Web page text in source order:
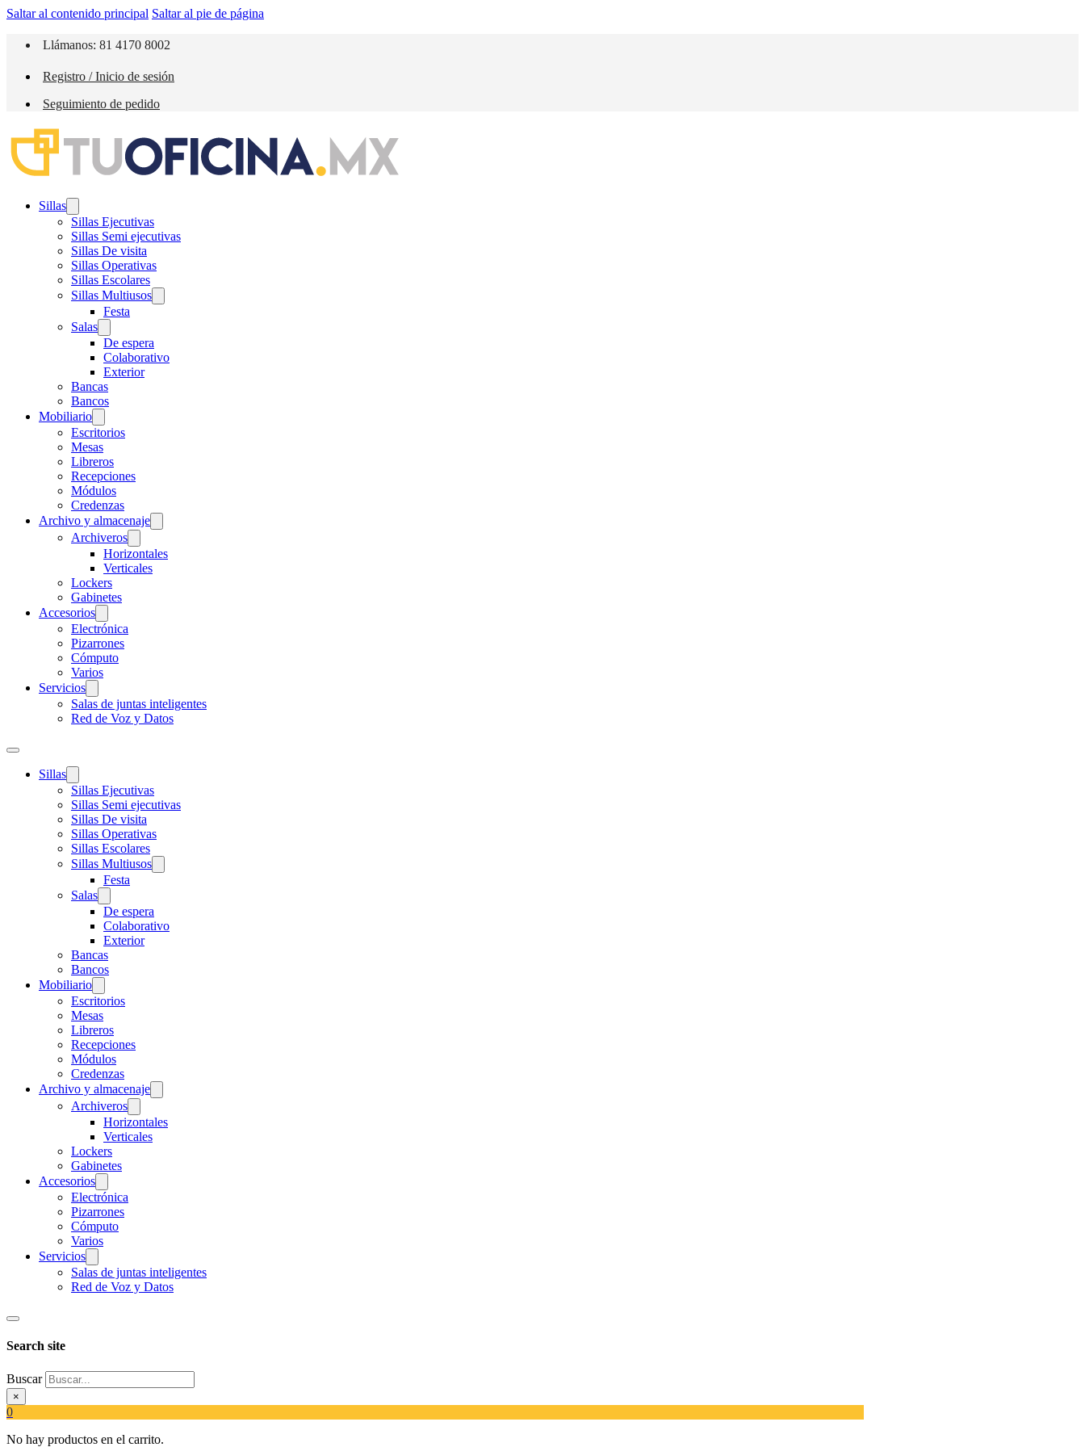
Saltar al contenido principal Saltar al pie de página
Llámanos: 81 4170 8002
Registro / Inicio de sesión
Seguimiento de pedido
Sillas
Sillas Ejecutivas
Sillas Semi ejecutivas
Sillas De visita
Sillas Operativas
Sillas Escolares
Sillas Multiusos
Festa
Salas
De espera
Colaborativo
Exterior
Bancas
Bancos
Mobiliario
Escritorios
Mesas
Libreros
Recepciones
Módulos
Credenzas
Archivo y almacenaje
Archiveros
Horizontales
Verticales
Lockers
Gabinetes
Accesorios
Electrónica
Pizarrones
Cómputo
Varios
Servicios
Salas de juntas inteligentes
Red de Voz y Datos
Sillas
Sillas Ejecutivas
Sillas Semi ejecutivas
Sillas De visita
Sillas Operativas
Sillas Escolares
Sillas Multiusos
Festa
Salas
De espera
Colaborativo
Exterior
Bancas
Bancos
Mobiliario
Escritorios
Mesas
Libreros
Recepciones
Módulos
Credenzas
Archivo y almacenaje
Archiveros
Horizontales
Verticales
Lockers
Gabinetes
Accesorios
Electrónica
Pizarrones
Cómputo
Varios
Servicios
Salas de juntas inteligentes
Red de Voz y Datos
Search site
Buscar
×
0
No hay productos en el carrito.